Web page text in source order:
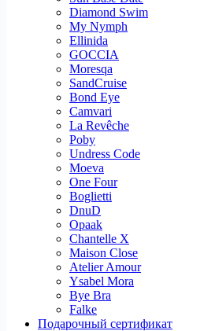
Diamond Swim
My Nymph
Ellinida
GOCCIA
Moresqa
SandCruise
Bond Eye
Camvari
La Revêche
Poby
Undress Code
Moeva
One Four
Boglietti
DnuD
Opaak
Chantelle X
Maison Close
Atelier Amour
Ysabel Mora
Bye Bra
Falke
Подарочный сертификат